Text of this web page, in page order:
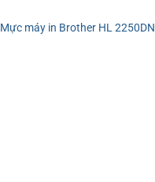
Mực máy in Brother HL 2250DN